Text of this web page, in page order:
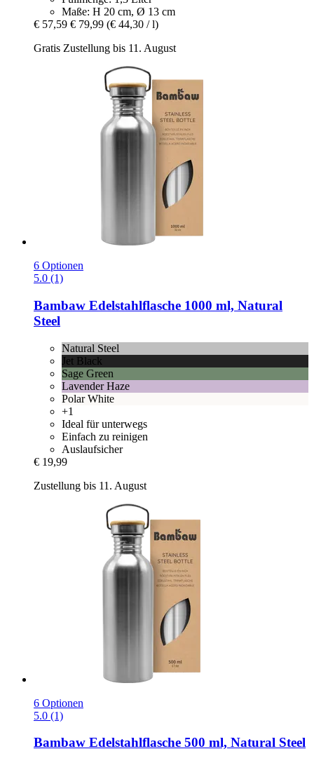
Maße: H 20 cm, Ø 13 cm
€ 57,59 € 79,99 (€ 44,30 / l)
Gratis Zustellung bis 11. August
6 Optionen
5.0 (1)
Bambaw Edelstahlflasche 1000 ml, Natural
Steel
Natural Steel
Jet Black
Sage Green
Lavender Haze
Polar White
+1
Ideal für unterwegs
Einfach zu reinigen
Auslaufsicher
€ 19,99
Zustellung bis 11. August
6 Optionen
5.0 (1)
Bambaw Edelstahlflasche 500 ml, Natural Steel